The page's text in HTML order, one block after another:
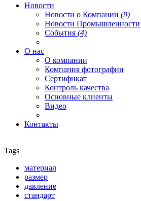
Новости
Новости о Компании (9)
Новости Промышленности
События (4)
О нас
О компании
Компания фотографии
Сертификат
Контроль качества
Основные клиенты
Видео
Контакты
Tags
материал
размер
давление
стандарт